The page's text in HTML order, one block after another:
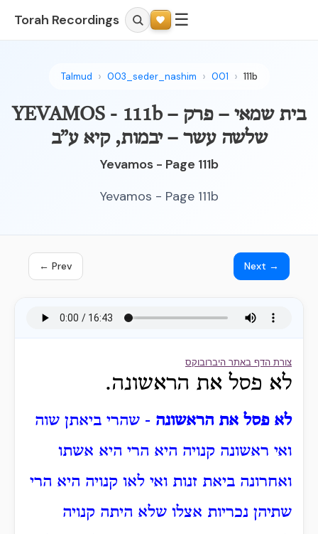
Torah Recordings ☰
Talmud 003_seder_nashim 001 111b
YEVAMOS - 111b – בית שמאי – פרק
שלשה עשר – יבמות, קיא ע”ב
Yevamos - Page 111b
Yevamos - Page 111b
← Prev Next →
צורת הדף באתר היברובוקס
לא פסל את הראשונה.
לא פסל את הראשונה - שהרי ביאתן שוה
ואי ראשונה קנויה היא הרי היא אשתו
ואחרונה ביאת זנות ואי לאו קנויה היא הרי
שתיהן נכריות אצלו שלא היתה קנויה